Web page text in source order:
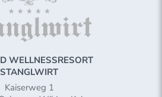
WELLNESSRESORT
STANGLWIRT
Kaiserweg 1